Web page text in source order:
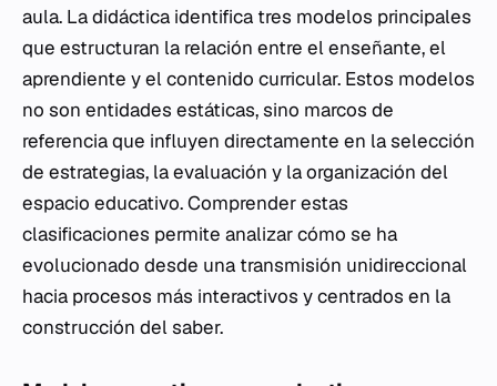
aula. La didáctica identifica tres modelos principales
que estructuran la relación entre el enseñante, el
aprendiente y el contenido curricular. Estos modelos
no son entidades estáticas, sino marcos de
referencia que influyen directamente en la selección
de estrategias, la evaluación y la organización del
espacio educativo. Comprender estas
clasificaciones permite analizar cómo se ha
evolucionado desde una transmisión unidireccional
hacia procesos más interactivos y centrados en la
construcción del saber.